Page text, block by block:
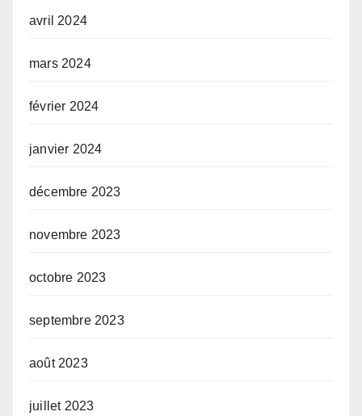
avril 2024
mars 2024
février 2024
janvier 2024
décembre 2023
novembre 2023
octobre 2023
septembre 2023
août 2023
juillet 2023